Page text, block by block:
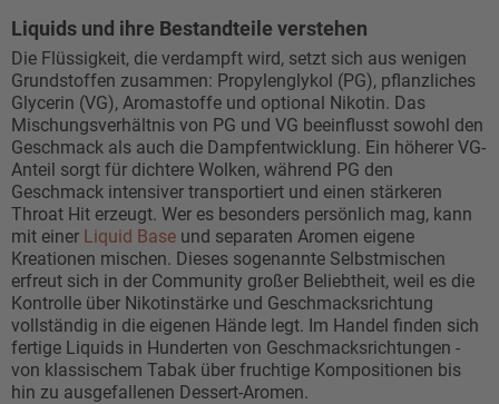
Liquids und ihre Bestandteile verstehen
Die Flüssigkeit, die verdampft wird, setzt sich aus wenigen
Grundstoffen zusammen: Propylenglykol (PG), pflanzliches
Glycerin (VG), Aromastoffe und optional Nikotin. Das
Mischungsverhältnis von PG und VG beeinflusst sowohl den
Geschmack als auch die Dampfentwicklung. Ein höherer VG-
Anteil sorgt für dichtere Wolken, während PG den
Geschmack intensiver transportiert und einen stärkeren
Throat Hit erzeugt. Wer es besonders persönlich mag, kann
mit einer Liquid Base und separaten Aromen eigene
Kreationen mischen. Dieses sogenannte Selbstmischen
erfreut sich in der Community großer Beliebtheit, weil es die
Kontrolle über Nikotinstärke und Geschmacksrichtung
vollständig in die eigenen Hände legt. Im Handel finden sich
fertige Liquids in Hunderten von Geschmacksrichtungen -
von klassischem Tabak über fruchtige Kompositionen bis
hin zu ausgefallenen Dessert-Aromen.